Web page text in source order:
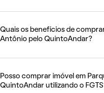
Quais os benefícios de
Antônio pelo QuintoAndar?
Posso comprar imóvel em
QuintoAndar utilizando o